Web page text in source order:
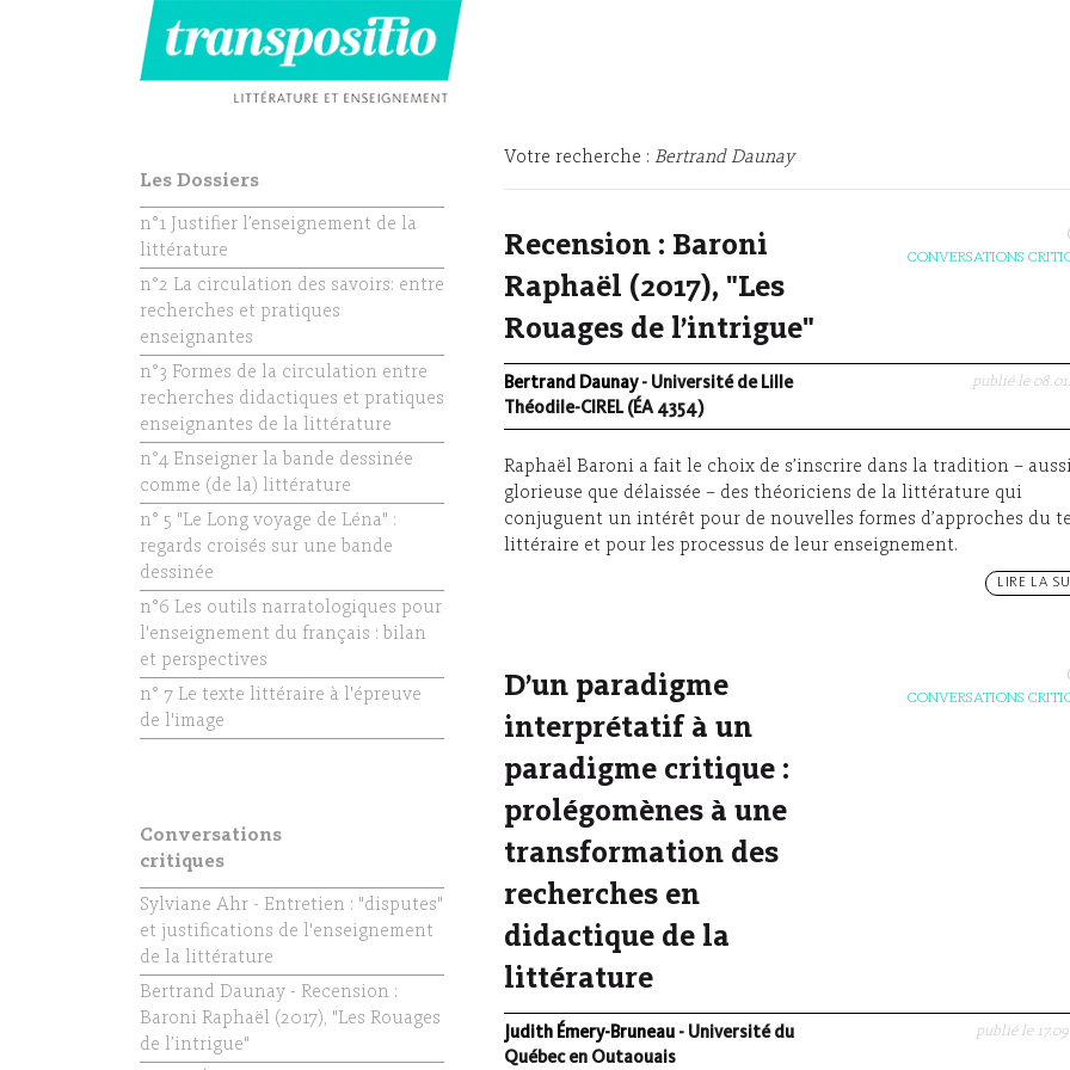
Les Dossiers
n°1 Justifier l’enseignement de la
littérature
n°2 La circulation des savoirs: entre
recherches et pratiques
enseignantes
n°3 Formes de la circulation entre
recherches didactiques et pratiques
enseignantes de la littérature
n°4 Enseigner la bande dessinée
comme (de la) littérature
n° 5 "Le Long voyage de Léna" :
regards croisés sur une bande
dessinée
n°6 Les outils narratologiques pour
l'enseignement du français : bilan
et perspectives
n° 7 Le texte littéraire à l'épreuve
de l'image
Conversations
critiques
Sylviane Ahr - Entretien : "disputes"
et justifications de l'enseignement
de la littérature
Bertrand Daunay - Recension :
Baroni Raphaël (2017), "Les Rouages
de l’intrigue"
Votre recherche : Bertrand Daunay
Recension : Baroni
Raphaël (2017), "Les
Rouages de l’intrigue"
CONVERSATIONS
Bertrand Daunay- Université de Lille
Théodile-CIREL (ÉA 4354)
publié le
Raphaël Baroni a fait le choix de s’inscrire dans la tradition –
glorieuse que délaissée – des théoriciens de la littérature qui
conjuguent un intérêt pour de nouvelles formes d’approches du
littéraire et pour les processus de leur enseignement.
LIRE LA
D’un paradigme
interprétatif à un
paradigme critique :
prolégomènes à une
transformation des
recherches en
didactique de la
littérature
CONVERSATIONS
Judith Émery-Bruneau - Université du
Québec en Outaouais
publié le